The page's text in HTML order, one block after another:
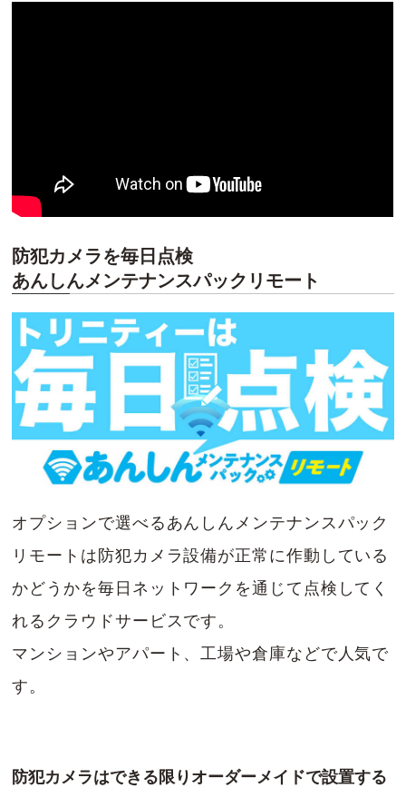
防犯カメラを毎日点検
あんしんメンテナンスパックリモート
オプションで選べるあんしんメンテナンスパック
リモートは防犯カメラ設備が正常に作動している
かどうかを毎日ネットワークを通じて点検してく
れるクラウドサービスです。
マンションやアパート、工場や倉庫などで人気で
す。
防犯カメラはできる限りオーダーメイドで設置する